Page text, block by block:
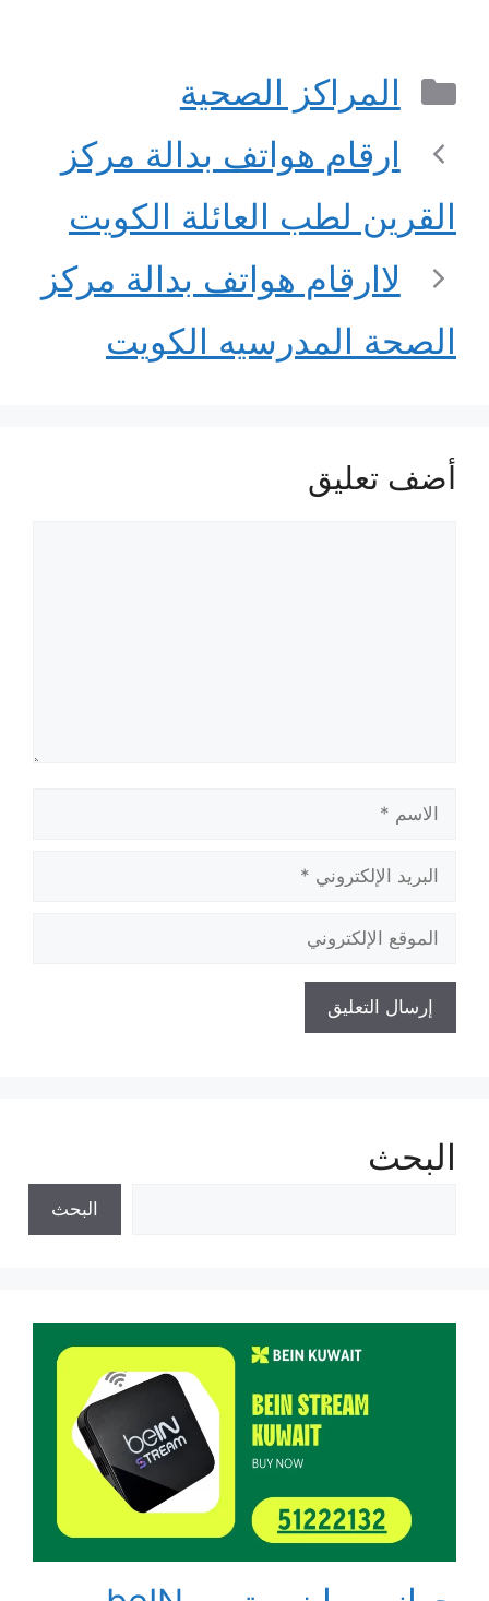
التصنيفات
المراكز الصحية
ارقام هواتف بدالة مركز
القرين لطب العائلة الكويت
لاارقام هواتف بدالة مركز
الصحة المدرسيه الكويت
أضف تعليق
الاسم
البريد
الإلكتروني
الموقع
الإلكتروني
البحث
البحث